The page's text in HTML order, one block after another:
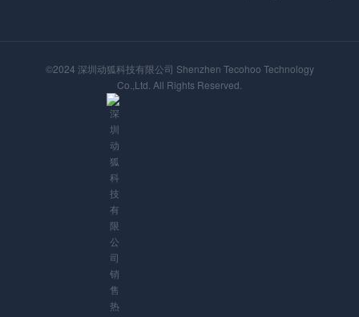
©2024 深圳动狐科技有限公司 Shenzhen Tecohoo Technology
Co.,Ltd. All Rights Reserved.